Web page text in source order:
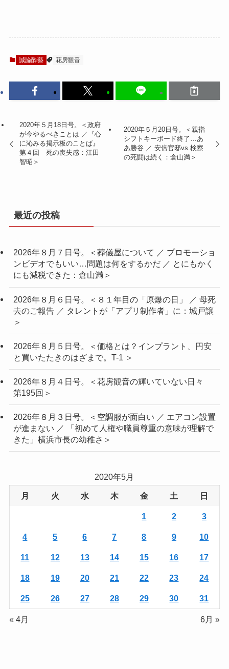
誠論酔藝 花房観音
2020年５月18日号。＜政府
が今やるべきことは ／『心
に沁みる掲示板のことば』
第４回 死の喪失感：江田
智昭＞
2020年５月20日号。＜親指
シフトキーボード終了…あ
あ勝谷 ／ 安倍官邸vs.検察
の死闘は続く：倉山満＞
最近の投稿
2026年８月７日号。＜葬儀屋について ／ プロモーショ
ンビデオでもいい…問題は何をするかだ ／ とにもかく
にも減税できた：倉山満＞
2026年８月６日号。＜８１年目の「原爆の日」 ／ 母死
去のご報告 ／ タレントが「アプリ制作者」に：城戸譲
＞
2026年８月５日号。＜価格とは？インプラント、円安
と買いたたきのはざまで。T-1 ＞
2026年８月４日号。＜花房観音の輝いていない日々
第195回＞
2026年８月３日号。＜空調服が面白い ／ エアコン設置
が進まない ／ 「初めて人権や職員尊重の意味が理解で
きた」横浜市長の幼稚さ＞
2020年5月
月 火 水 木 金 土 日
1 2 3
4 5 6 7 8 9 10
11 12 13 14 15 16 17
18 19 20 21 22 23 24
25 26 27 28 29 30 31
« 4月 6月 »